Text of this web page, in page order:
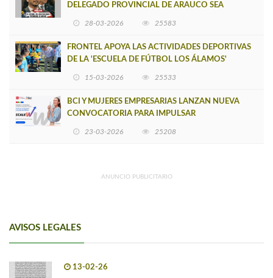
DELEGADO PROVINCIAL DE ARAUCO SEA
28-03-2026 25583
FRONTEL APOYA LAS ACTIVIDADES DEPORTIVAS
DE LA 'ESCUELA DE FÚTBOL LOS ÁLAMOS'
15-03-2026 25533
BCI Y MUJERES EMPRESARIAS LANZAN NUEVA
CONVOCATORIA PARA IMPULSAR
23-03-2026 25208
ANUNCIO PUBLICITARIO
AVISOS LEGALES
13-02-26